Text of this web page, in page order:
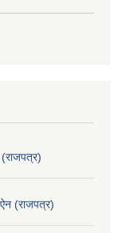
(राजपत्र)